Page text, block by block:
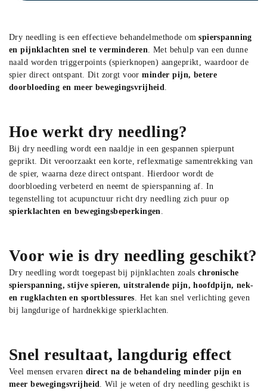
Dry needling is een effectieve behandelmethode om spierspanning
en pijnklachten snel te verminderen . Met behulp van een dunne
naald worden triggerpoints (spierknopen) aangeprikt, waardoor de
spier direct ontspant. Dit zorgt voor minder pijn, betere
doorbloeding en meer bewegingsvrijheid
Hoe werkt dry needling?
Bij dry needling wordt een naaldje in een gespannen spierpunt
geprikt. Dit veroorzaakt een korte, reflexmatige samentrekking van
de spier, waarna deze direct ontspant. Hierdoor wordt de
doorbloeding verbeterd en neemt de spierspanning af. In
spierklachten en bewegingsbeperkingen
Voor wie is dry needling geschikt?
Dry needling wordt toegepast bij pijnklachten zoals chronische
spierspanning, stijve spieren, uitstralende pijn, hoofdpijn, nek-
en rugklachten en sportblessures . Het kan snel verlichting geven
bij langdurige of hardnekkige spierklachten.
Snel resultaat, langdurig effect
Veel mensen ervaren direct na de behandeling minder pijn en
meer bewegingsvrijheid . Wil je weten of dry needling geschikt is